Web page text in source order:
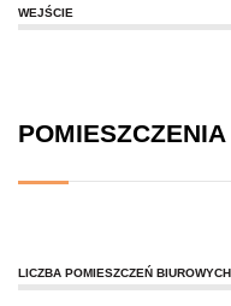
WEJŚCIE
POMIESZCZENIA
LICZBA POMIESZCZEŃ BIUROWYCH